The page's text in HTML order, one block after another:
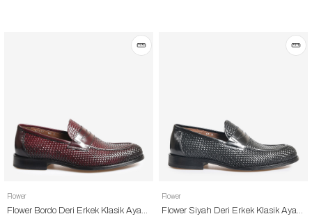
Flower
Flower Bordo Deri Erkek Klasik Ayakkabı
Flower
Flower Siyah Deri Erkek Klasik Ayakkabı